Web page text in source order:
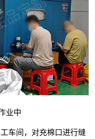
业中
车间，对充棉口进行缝